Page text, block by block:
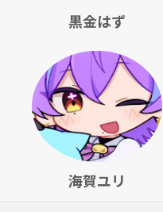
黒金はず
海賀ユリ